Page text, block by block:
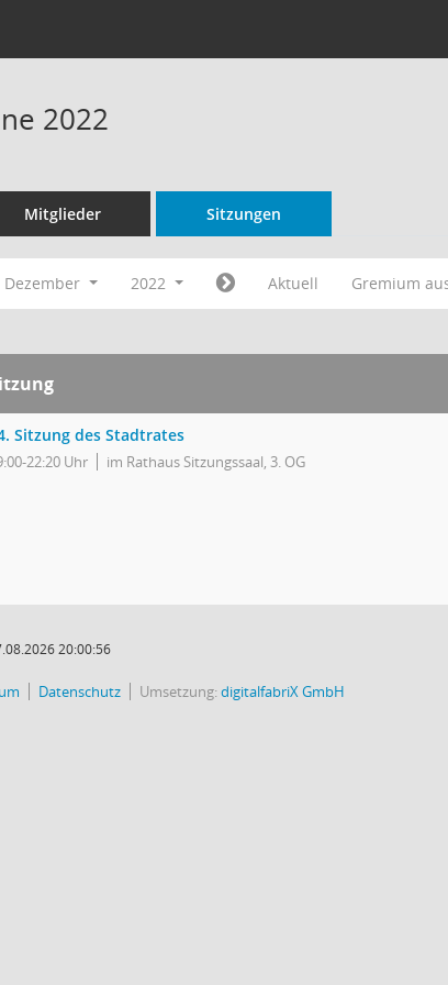
2022
Mitglieder Sitzungen
Dezember 2022 Aktuell Gremium
Sitzung des Stadtrates
22:20 Uhr im Rathaus Sitzungssaal, 3. OG
20:00:56
Datenschutz Umsetzung:digitalfabriX GmbH